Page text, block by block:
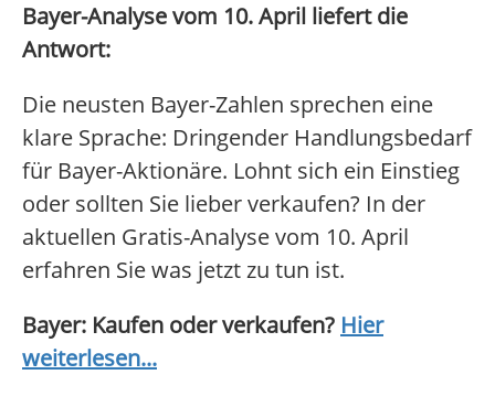
Bayer-Analyse vom 10. April liefert die
Antwort:
Die neusten Bayer-Zahlen sprechen eine
klare Sprache: Dringender Handlungsbedarf
für Bayer-Aktionäre. Lohnt sich ein Einstieg
oder sollten Sie lieber verkaufen? In der
aktuellen Gratis-Analyse vom 10. April
erfahren Sie was jetzt zu tun ist.
Bayer: Kaufen oder verkaufen? Hier
weiterlesen...